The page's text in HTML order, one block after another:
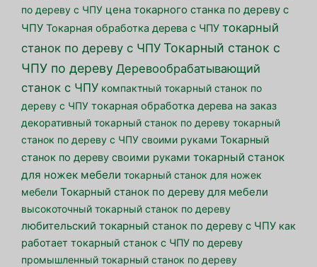
по дереву с ЧПУ цена токарного станка по дереву с
ЧПУ Токарная обработка дерева с ЧПУ токарный
станок по дереву с ЧПУ Токарный станок с
ЧПУ по дереву Деревообрабатывающий
станок с ЧПУ компактный токарный станок по
дереву с ЧПУ токарная обработка дерева на заказ
декоративный токарный станок по дереву токарный
станок по дереву с ЧПУ своими руками Токарный
станок по дереву своими руками токарный станок
для ножек мебели токарный станок для ножек
мебели Токарный станок по дереву для мебели
высокоточный токарный станок по дереву
любительский токарный станок по дереву с ЧПУ как
работает токарный станок с ЧПУ по дереву
промышленный токарный станок по дереву